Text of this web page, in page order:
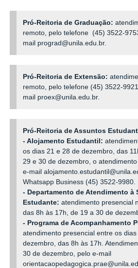
Pró-Reitoria de Graduação:
remoto, pelo telefone (45) 3522-
mail prograd@unila.edu.br.
Pró-Reitoria de Extensão:
remoto, pelo telefone (45) 3522-
mail proex@unila.edu.br.
Pró-Reitoria de Assuntos
- Alojamento Estudantil:
os dias 21 e 28 de dezembro, das
29 e 30 de dezembro, o
e-mail
Whatsapp Business (45) 3522-9980.
- Departamento deAtendimento à
Estudante: atendimento presencial
das 8h às 17h, de 19 a 30 de
- Programa de Acompanhamento
atendimento presencial entre os
dezembro, das 8h às 17h.
30 de dezembro, pelo e-mail